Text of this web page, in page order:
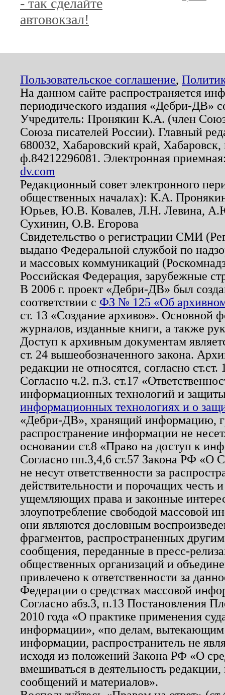
- так сделайте
автовокзал!
Пользовательское соглашение,
На данном сайте распространяется
периодического издания «Дебри-ДВ»
Учредитель: Пронякин К.А. (член
Союза писателей России). Главный
680032, Хабаровский край,
ф.84212296081. Электронная
dv.com
Редакционный совет электронного
общественных началах): К.А.
Юрьев, Ю.В. Ковалев, Л.Н. Левина,
Сухинин, О.В. Егорова
Свидетельство о регистрации СМИ
выдано Федеральной службой по
и массовых коммуникаций
Российская Федерация, зарубежные
В 2006 г. проект «Дебри-ДВ» был
соответствии с ФЗ № 125 «Об
ст. 13 «Создание архивов». Основной
журналов, изданные книги, а также
Доступ к архивным документам
ст. 24 вышеобозначенного закона.
редакции не относятся, согласно
Согласно ч.2. п.3. ст.17
информационных технологий и
информационных технологиях и о
«Дебри-ДВ», хранящий информацию,
распространение информации не
основании ст.8 «Право на доступ к
Согласно пп.3,4,6 ст.57 Закона РФ «О
не несут ответственности за
действительности и порочащих честь
ущемляющих права и законные
злоупотребление свободой массовой
они являются дословным
фрагментов, распространенных
сообщения, переданные в пресс-
общественных организаций и
привлечено к ответственности за
Федерации о средствах массовой
Согласно абз.3, п.13 Постановления
2010 года «О практике применения
информации», «по делам, вытекающим
информации, распространитель не
исходя из положений Закона РФ «О
вмешиваться в деятельность
сообщений и материалов».